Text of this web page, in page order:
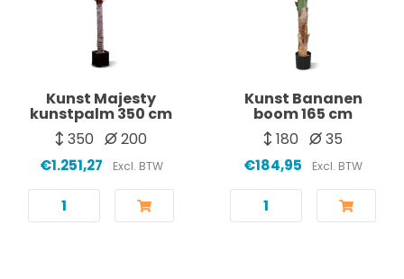
Kunst Majesty
kunstpalm 350 cm
350
200
€1.251,27 Excl. BTW
Kunst Bananen
boom 165 cm
180
35
€184,95 Excl. BTW